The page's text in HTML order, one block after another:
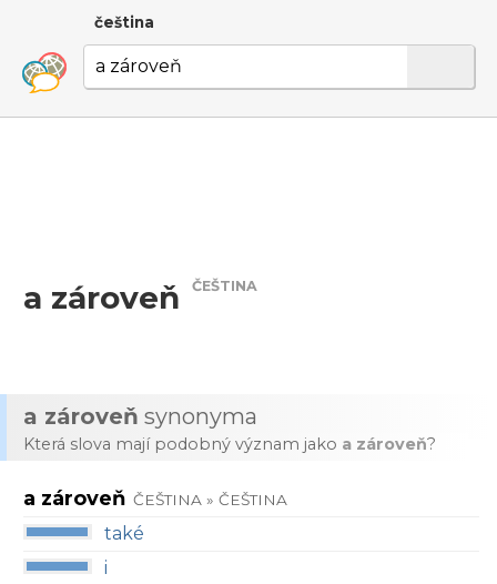
čeština
a zároveň ČEŠTINA
a zároveň synonyma
Která slova mají podobný význam jako a zároveň?
a zároveň ČEŠTINA » ČEŠTINA
také
i